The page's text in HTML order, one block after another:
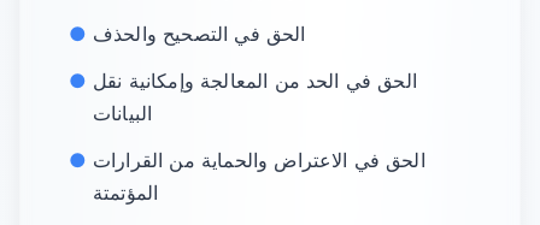
الحق في التصحيح والحذف
الحق في الحد من المعالجة وإمكانية نقل
البيانات
الحق في الاعتراض والحماية من القرارات
المؤتمتة